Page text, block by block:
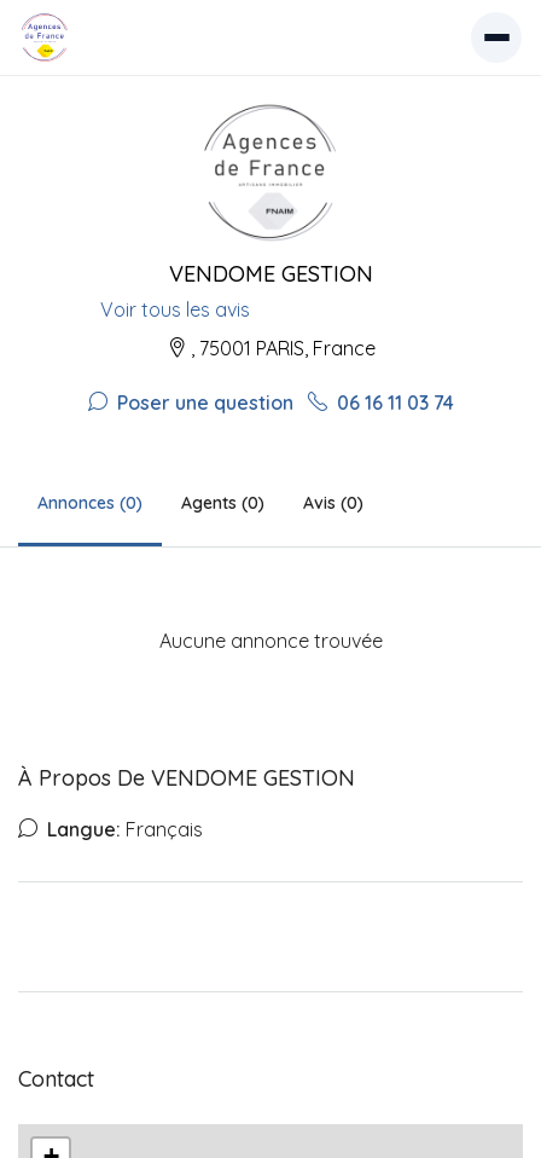
VENDOME GESTION
Voir tous les avis
, 75001 PARIS, France
Poser une question 06 16 11 03 74
Annonces (0) Agents (0) Avis (0)
Aucune annonce trouvée
À Propos De VENDOME GESTION
Langue: Français
Contact